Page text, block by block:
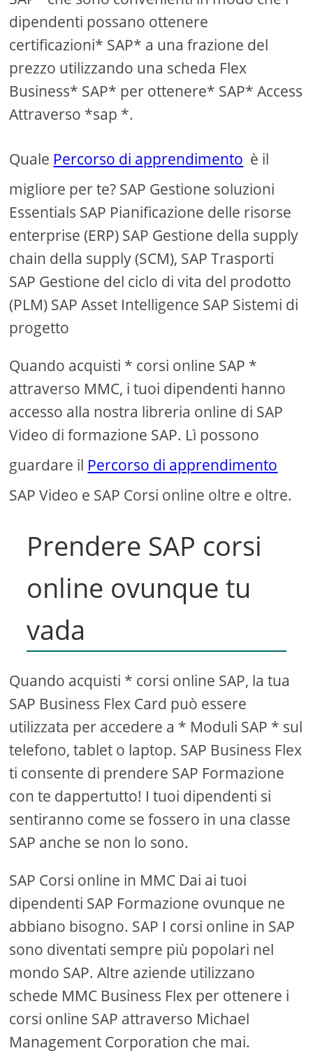
dipendenti possano ottenere
certificazioni* SAP* a una frazione del
prezzo utilizzando una scheda Flex
Business* SAP* per ottenere* SAP* Access
Attraverso *sap *.
Quale Percorso di apprendimento è il
migliore per te? SAP Gestione soluzioni
Essentials SAP Pianificazione delle risorse
enterprise (ERP) SAP Gestione della supply
chain della supply (SCM), SAP Trasporti
SAP Gestione del ciclo di vita del prodotto
(PLM) SAP Asset Intelligence SAP Sistemi di
progetto
Quando acquisti * corsi online SAP *
attraverso MMC, i tuoi dipendenti hanno
accesso alla nostra libreria online di SAP
Video di formazione SAP. Lì possono
guardare il Percorso di apprendimento
SAP Video e SAP Corsi online oltre e oltre.
Prendere SAP corsi
online ovunque tu
vada
Quando acquisti * corsi online SAP, la tua
SAP Business Flex Card può essere
utilizzata per accedere a * Moduli SAP * sul
telefono, tablet o laptop. SAP Business Flex
ti consente di prendere SAP Formazione
con te dappertutto! I tuoi dipendenti si
sentiranno come se fossero in una classe
SAP anche se non lo sono.
SAP Corsi online in MMC Dai ai tuoi
dipendenti SAP Formazione ovunque ne
abbiano bisogno. SAP I corsi online in SAP
sono diventati sempre più popolari nel
mondo SAP. Altre aziende utilizzano
schede MMC Business Flex per ottenere i
corsi online SAP attraverso Michael
Management Corporation che mai.